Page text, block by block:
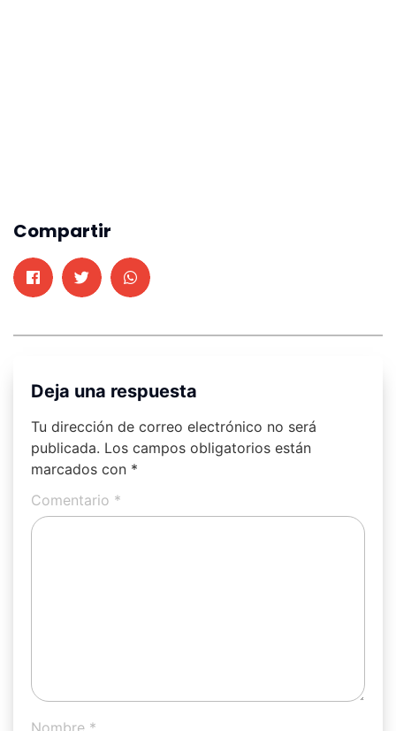
Compartir
Deja una respuesta
Tu dirección de correo electrónico no será
publicada. Los campos obligatorios están
marcados con *
Comentario *